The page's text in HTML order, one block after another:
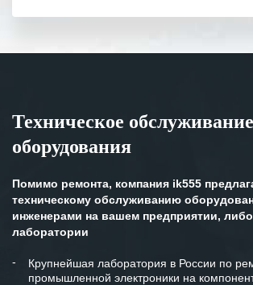
Особенно хочется
готовность помочь в
Мы высоко ценим
и доверительные
отношения и искренне
Техническое обслуживание
оборудования
Помимо ремонта, компания ik555
техническому обслуживанию
инженерами на вашем предприятии,
лаборатории
Крупнейшая лаборатория в России по
промышленной электроники на